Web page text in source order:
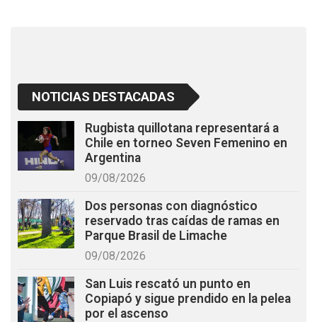
NOTICIAS DESTACADAS
Rugbista quillotana representará a
Chile en torneo Seven Femenino en
Argentina
09/08/2026
Dos personas con diagnóstico
reservado tras caídas de ramas en
Parque Brasil de Limache
09/08/2026
San Luis rescató un punto en
Copiapó y sigue prendido en la pelea
por el ascenso